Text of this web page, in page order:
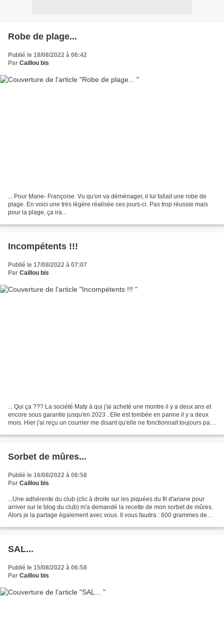
Robe de plage...
Publié le 18/08/2022 à 06:42
Par Caillou bis
... Pour Marie- Françoise. Vu qu'on va déménager, il lui fallait une robe de
plage. En voici une très légère réalisée ces jours-ci. Pas trop réussie mais
pour la plage, ça ira...
Incompétents !!!
Publié le 17/08/2022 à 07:07
Par Caillou bis
... Qui ça ??? La société Maty à qui j'ai acheté une montre il y a deux ans et
encore sous garantie jusqu'en 2023 . Elle est tombée en panne il y a deux
mois. Hier j'ai reçu un courrier me disant qu'elle ne fonctionnait toujours pas
Sorbet de mûres...
Publié le 16/08/2022 à 06:58
Par Caillou bis
...Une adhérente du club (clic à droite sur les piquées du fil d'ariane pour
arriver sur le blog du club) m'a demandé la recette de mon sorbet de mûres.
Alors je la partage également avec vous. Il vous faudra : 600 grammes de
SAL...
Publié le 15/08/2022 à 06:58
Par Caillou bis